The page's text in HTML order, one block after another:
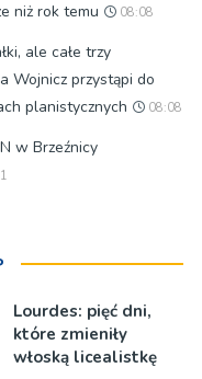
niż rok temu
08:08
ale całe trzy
Wojnicz przystąpi do
planistycznych
08:08
w Brzeźnicy
Lourdes: pięć dni,
które zmieniły
włoską licealistkę